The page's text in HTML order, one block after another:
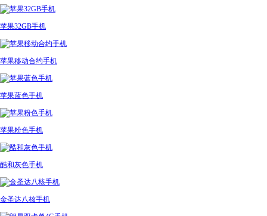
苹果32GB手机
苹果移动合约手机
苹果蓝色手机
苹果粉色手机
酷和灰色手机
金圣达八核手机